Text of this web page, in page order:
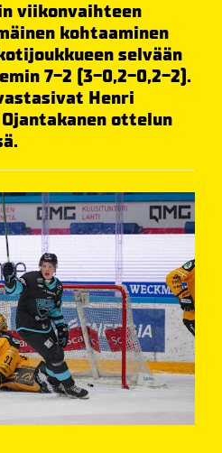
viikonvaihteen
kohtaaminen
selvään
7-2 (3-0,2-0,2-2).
Henri
ottelun